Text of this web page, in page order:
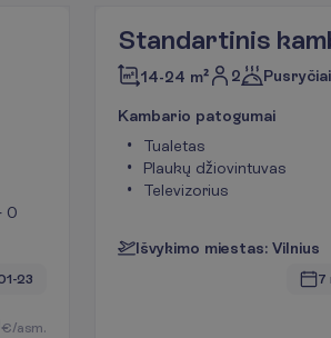
0
23
€/asm.
Standartinis
14-24 m² 2 Pusryčiai
Kambario patogumai
Tualetas
Plaukų džiovintuvas
Televizorius
Išvykimo miestas: Vilnius
7